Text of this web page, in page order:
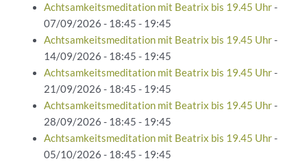
Achtsamkeitsmeditation mit Beatrix bis 19.45 Uhr-
07/09/2026 - 18:45 - 19:45
Achtsamkeitsmeditation mit Beatrix bis 19.45 Uhr-
14/09/2026 - 18:45 - 19:45
Achtsamkeitsmeditation mit Beatrix bis 19.45 Uhr-
21/09/2026 - 18:45 - 19:45
Achtsamkeitsmeditation mit Beatrix bis 19.45 Uhr-
28/09/2026 - 18:45 - 19:45
Achtsamkeitsmeditation mit Beatrix bis 19.45 Uhr-
05/10/2026 - 18:45 - 19:45